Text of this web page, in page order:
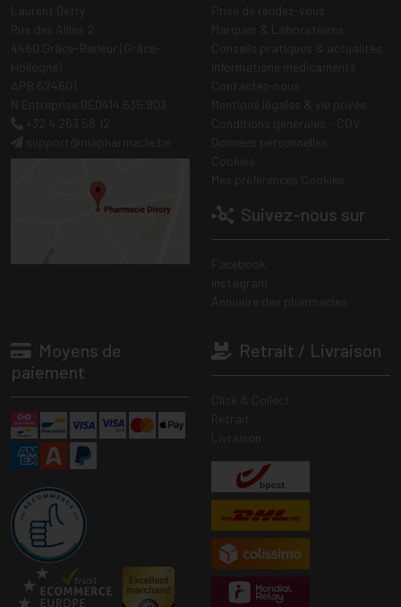
Suivez-nous sur
Moyens de
paiement
Retrait / Livraison